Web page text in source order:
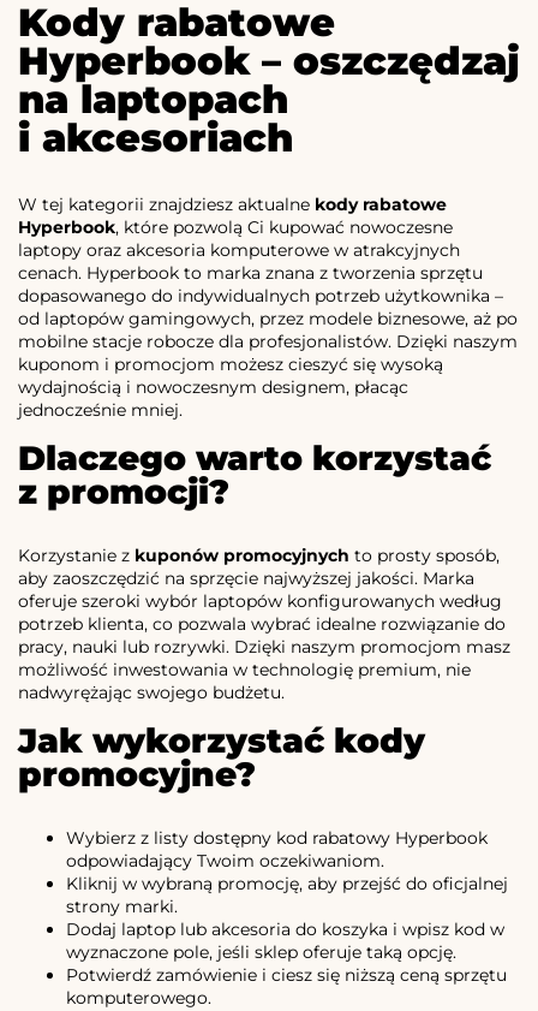
Kody rabatowe
Hyperbook – oszczędzaj
na laptopach
i akcesoriach
W tej kategorii znajdziesz aktualne kody rabatowe
Hyperbook, które pozwolą Ci kupować nowoczesne
laptopy oraz akcesoria komputerowe w atrakcyjnych
cenach. Hyperbook to marka znana z tworzenia sprzętu
dopasowanego do indywidualnych potrzeb użytkownika –
od laptopów gamingowych, przez modele biznesowe, aż po
mobilne stacje robocze dla profesjonalistów. Dzięki naszym
kuponom i promocjom możesz cieszyć się wysoką
wydajnością i nowoczesnym designem, płacąc
jednocześnie mniej.
Dlaczego warto korzystać
z promocji?
Korzystanie z kuponów promocyjnych to prosty sposób,
aby zaoszczędzić na sprzęcie najwyższej jakości. Marka
oferuje szeroki wybór laptopów konfigurowanych według
potrzeb klienta, co pozwala wybrać idealne rozwiązanie do
pracy, nauki lub rozrywki. Dzięki naszym promocjom masz
możliwość inwestowania w technologię premium, nie
nadwyrężając swojego budżetu.
Jak wykorzystać kody
promocyjne?
Wybierz z listy dostępny kod rabatowy Hyperbook
odpowiadający Twoim oczekiwaniom.
Kliknij w wybraną promocję, aby przejść do oficjalnej
strony marki.
Dodaj laptop lub akcesoria do koszyka i wpisz kod w
wyznaczone pole, jeśli sklep oferuje taką opcję.
Potwierdź zamówienie i ciesz się niższą ceną sprzętu
komputerowego.